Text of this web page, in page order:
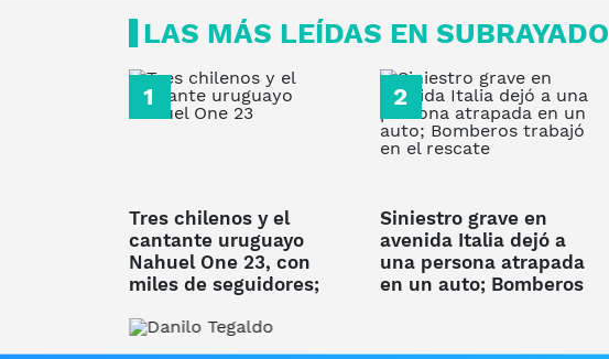
LAS MÁS LEÍDAS EN SUBRAYADO
Tres chilenos y el
cantante uruguayo
Nahuel One 23, con
miles de seguidores;
explosión al cajero
Siniestro grave en
avenida Italia dejó a
una persona atrapada
en un auto; Bomberos